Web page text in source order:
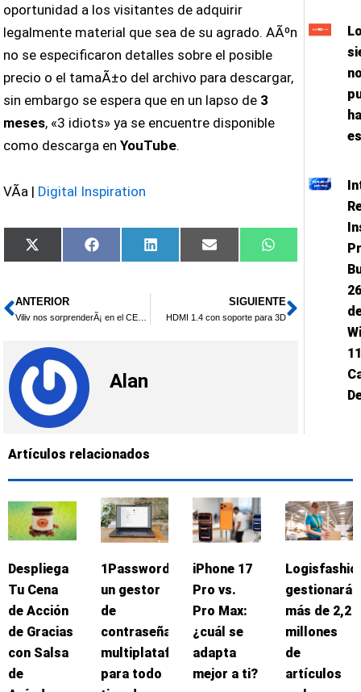
oportunidad a los visitantes de adquirir
legalmente material que sea de su agrado. AÃºn
no se especificaron detalles sobre el posible
precio o el tamaÃ±o del archivo para descargar,
sin embargo se espera que en un lapso de 3
meses, «3 idiots» ya se encuentre disponible
como descarga en YouTube.
VÃ­a | Digital Inspiration
Compartir
en
X
(Twitter)
Compartir
en
FacebookCompartir
en
LinkedIn
Compartir
en
Email
Compartir
en
WhatsApp
Ant
ANTERIOR
Viliv nos sorprenderÃ¡ en el CES 2010
SIGUIENTE
HDMI 1.4 con soporte para 3D
Alan
Artículos relacionados
Despliega
Tu Cena
de Acción
de Gracias
con Salsa
de
1Password:
un gestor
de
contraseñas
multiplataforma
para todo
iPhone 17
Pro vs.
Pro Max:
¿cuál se
adapta
mejor a ti?
gestionará
más de 2,2
millones
de
artículos